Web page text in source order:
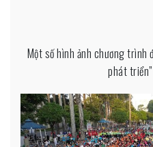
Một số hình ảnh chương trình
phát